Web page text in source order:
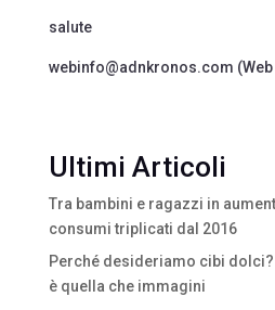
salute
webinfo@adnkronos.com
Ultimi Articoli
Tra bambini e ragazzi in
consumi triplicati dal 2016
Perché desideriamo cibi dolci?
è quella che immagini